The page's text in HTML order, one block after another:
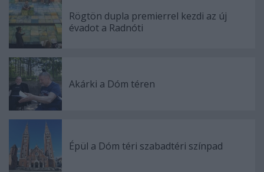
Rögtön dupla premierrel kezdi az új
évadot a Radnóti
Akárki a Dóm téren
Épül a Dóm téri szabadtéri színpad